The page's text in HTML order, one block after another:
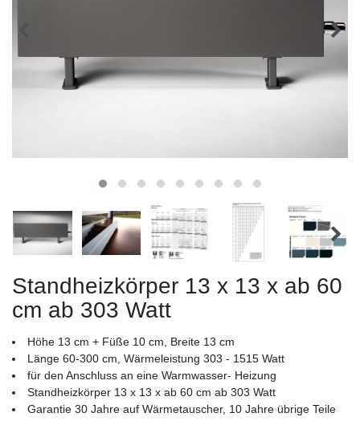
Standheizkörper 13 x 13 x ab 60
cm ab 303 Watt
Höhe 13 cm + Füße 10 cm, Breite 13 cm
Länge 60-300 cm, Wärmeleistung 303 - 1515 Watt
für den Anschluss an eine Warmwasser- Heizung
Standheizkörper 13 x 13 x ab 60 cm ab 303 Watt
Garantie 30 Jahre auf Wärmetauscher, 10 Jahre übrige Teile